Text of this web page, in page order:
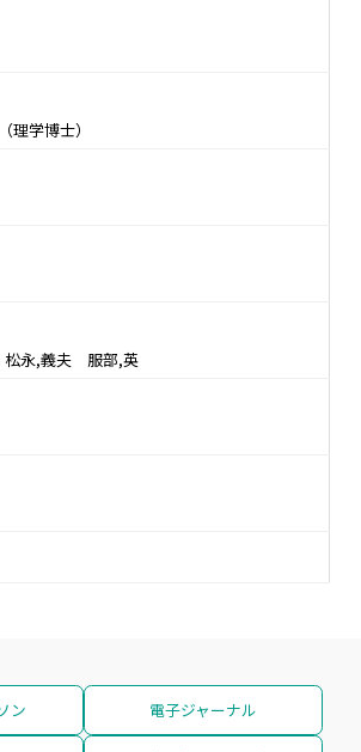
理学博士）
永,義夫 服部,英
ン 電子ジャーナル